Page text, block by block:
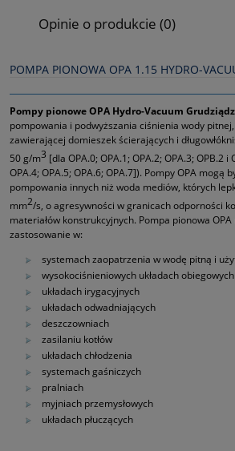
Opinie o produkcie (0)
POMPA PIONOWA OPA 1.15 HYDRO-
Pompy pionowe OPA Hydro-Vacuum Grudziądz
pompowania i podwyższania ciśnienia wody
zawierającej domieszek ścierających i
50 g/m3 [dla OPA.0; OPA.1; OPA.2; OPA.3; OPB.2
OPA.4; OPA.5; OPA.6; OPA.7]). Pompy OPA mogą
pompowania innych niż woda mediów, których
mm2/s, o agresywności w granicach odporności
materiałów konstrukcyjnych. Pompa pionowa
zastosowanie w:
systemach zaopatrzenia w wodę pitną i
wysokociśnieniowych układach obiegowych
układach irygacyjnych
układach odwadniających
deszczowniach
zasilaniu kotłów
układach chłodzenia
systemach gaśniczych
pralniach
myjniach przemysłowych
układach płuczących